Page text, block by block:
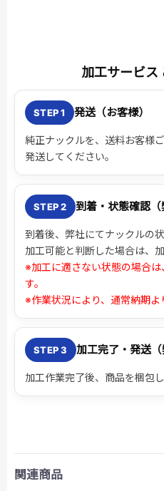
加工サービス
STEP 1 発送（お客様）
純正ナックルを、 送料お客様
発送してください。
STEP 2 到着・状態確認（
到着後、弊社にてナックルの
加工可能と判断した場合は、
※加工に適さない状態の場合
す。
※作業状況により、通常納期よ
STEP 3 加工完了・発送（
加工作業完了後、商品を梱包
関連商品